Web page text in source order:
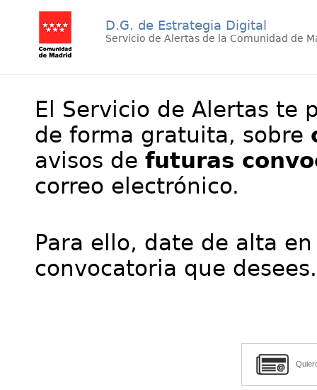
D.G. de Estrategia Digital
Servicio de Alertas de la Comunidad de
El Servicio de Alertas te
de forma gratuita, sobre
avisos de futuras
correo electrónico.
Para ello, date de alta
convocatoria que desees.